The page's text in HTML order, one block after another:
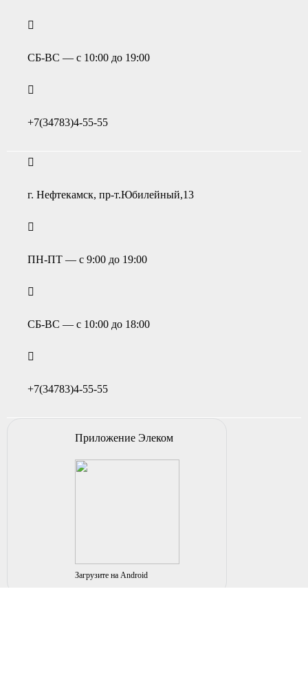
СБ-ВС — с 10:00 до 19:00
+7(34783)4-55-55
г. Нефтекамск, пр-т.Юбилейный,13
ПН-ПТ — с 9:00 до 19:00
СБ-ВС — с 10:00 до 18:00
+7(34783)4-55-55
Приложение Элеком
Загрузите на Android